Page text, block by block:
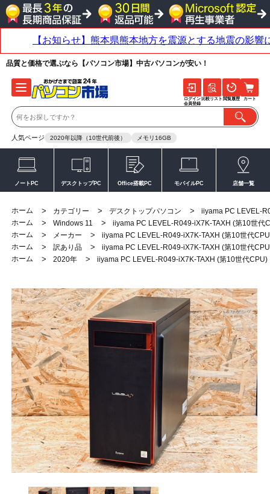
品質と価格で選ぶなら【パソコン市場】中古パソコンが安い！
人気ページ 2020年以降（10世代前後） メモリ16GB
ログイン
会員登録
比較リスト 閲覧履歴 カート
ノートPC デスクトップPC Office搭載PC モバイルPC 店舗一覧
ホーム > カテゴリー > デスクトップパソコン >
iiyama PC LEVEL-
ホーム
> Windows 11 >
iiyama PC LEVEL-R049-iX7K-TAXH (第10世代
ホーム
> メーカー >
iiyama PC LEVEL-R049-iX7K-TAXH (第10世代
ホーム
> 訳あり品 >
iiyama PC LEVEL-R049-iX7K-TAXH (第10世代
ホーム
> 2020年 > iiyama PC LEVEL-R049-iX7K-TAXH (第10世代CPU)